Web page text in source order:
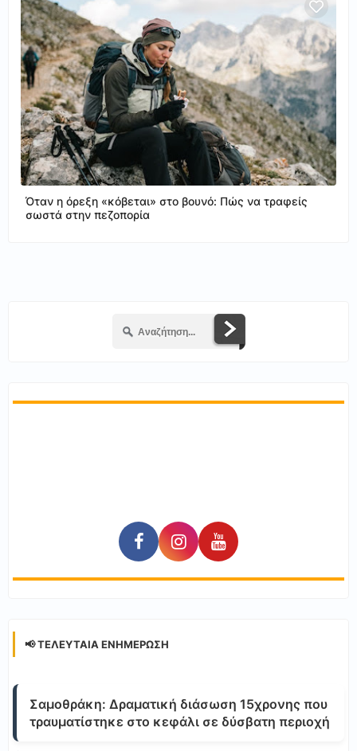
Όταν η όρεξη «κόβεται» στο βουνό: Πώς να τραφείς
σωστά στην πεζοπορία
📢 ΤΕΛΕΥΤΑΊΑ ΕΝΗΜΈΡΩΣΗ
Σαμοθράκη: Δραματική διάσωση 15χρονης που
τραυματίστηκε στο κεφάλι σε δύσβατη περιοχή